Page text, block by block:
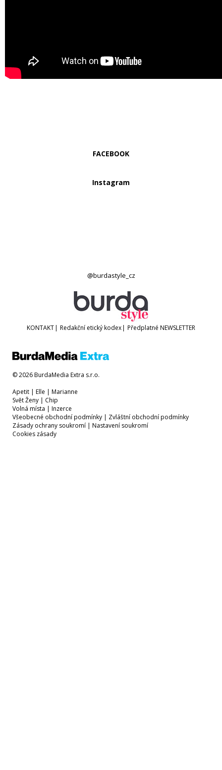
FACEBOOK
Instagram
@burdastyle_cz
KONTAKT| Redakční etický kodex| Předplatné NEWSLETTER
© 2026 BurdaMedia Extra s.r.o.
Apetit | Elle | Marianne
Svět Ženy | Chip
Volná místa | Inzerce
Všeobecné obchodní podmínky | Zvláštní obchodní podmínky
Zásady ochrany soukromí | Nastavení soukromí
Cookies zásady